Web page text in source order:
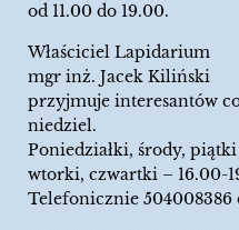
od 11.00 do 19.00.
Właściciel Lapidarium
mgr inż. Jacek Kiliński
przyjmuje interesantów
niedziel.
Poniedziałki, środy,
wtorki, czwartki – 16.00-
Telefonicznie 504008386